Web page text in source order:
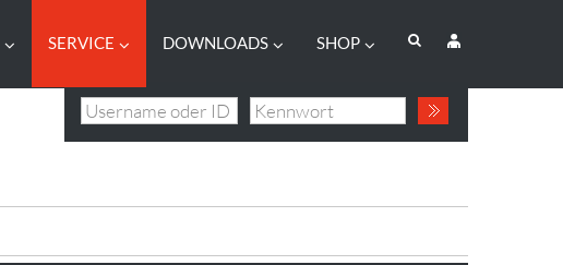
SERVICE DOWNLOADS SHOP